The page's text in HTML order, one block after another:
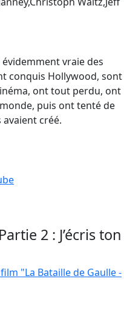
vraie des
conquis Hollywood, sont
ont tout perdu, ont
puis ont tenté de
avaient créé.
2 : J’écris ton
"La Bataille de Gaulle -